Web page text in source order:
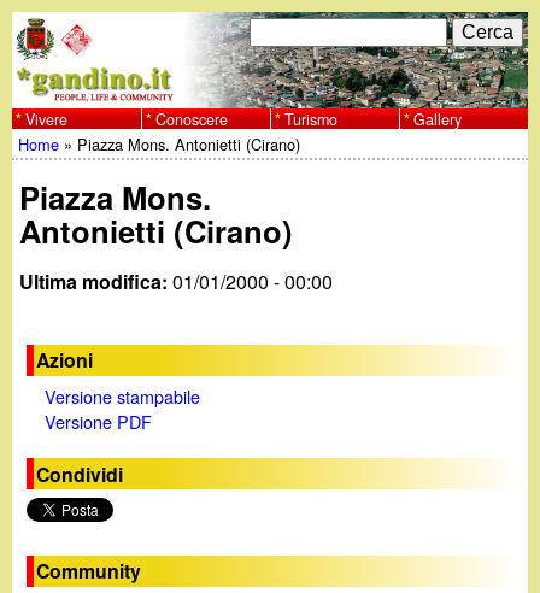
al
contenuto
principale
w
w
w
g
n
d
F
o
r
d
i
r
i
e
c
C
e
r
c
a
Vivere Conoscere Turismo Gallery
Tu
sei
qui
Home » Piazza Mons. Antonietti (Cirano)
Piazza Mons.
Antonietti (Cirano)
Ultima modifica:01/01/2000 - 00:00
Azioni
Versione stampabile
Versione PDF
Condividi
Community